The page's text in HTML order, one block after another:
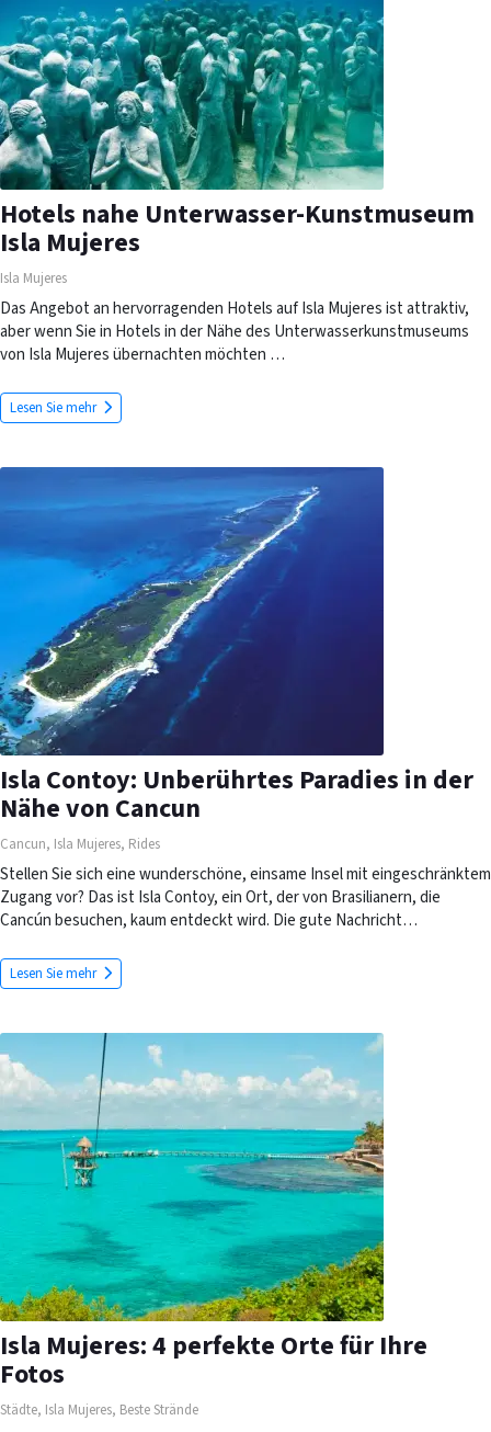
Hotels nahe Unterwasser-Kunstmuseum
Isla Mujeres
Isla Mujeres
Das Angebot an hervorragenden Hotels auf Isla Mujeres ist attraktiv,
aber wenn Sie in Hotels in der Nähe des Unterwasserkunstmuseums
von Isla Mujeres übernachten möchten …
Lesen Sie mehr
Isla Contoy: Unberührtes Paradies in der
Nähe von Cancun
Cancun, Isla Mujeres, Rides
Stellen Sie sich eine wunderschöne, einsame Insel mit eingeschränktem
Zugang vor? Das ist Isla Contoy, ein Ort, der von Brasilianern, die
Cancún besuchen, kaum entdeckt wird. Die gute Nachricht…
Lesen Sie mehr
Isla Mujeres: 4 perfekte Orte für Ihre
Fotos
Städte, Isla Mujeres, Beste Strände